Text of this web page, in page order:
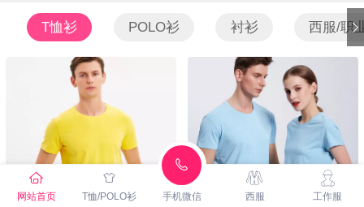
T恤衫 POLO衫 衬衫 西服/职
网站首页 T恤/POLO衫 手机微信 西服 工作服